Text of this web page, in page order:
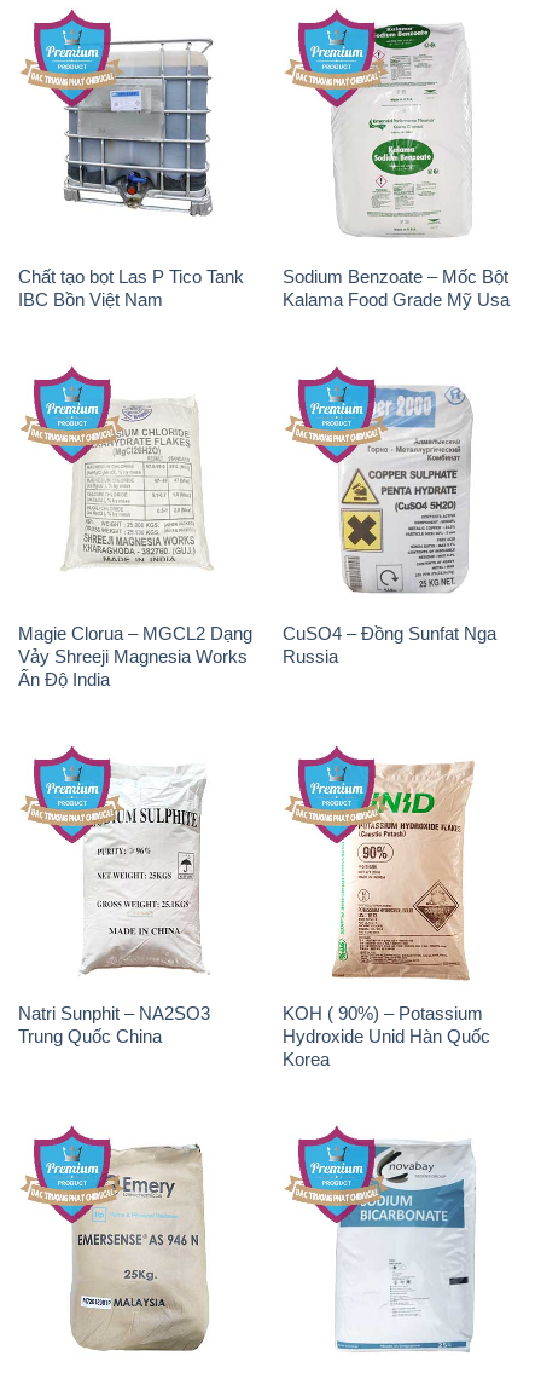
Chất tạo bọt Las P Tico Tank
IBC Bồn Việt Nam
Sodium Benzoate – Mốc Bột
Kalama Food Grade Mỹ Usa
Magie Clorua – MGCL2 Dạng
Vảy Shreeji Magnesia Works
Ấn Độ India
CuSO4 – Đồng Sunfat Nga
Russia
Natri Sunphit – NA2SO3
Trung Quốc China
KOH ( 90%) – Potassium
Hydroxide Unid Hàn Quốc
Korea